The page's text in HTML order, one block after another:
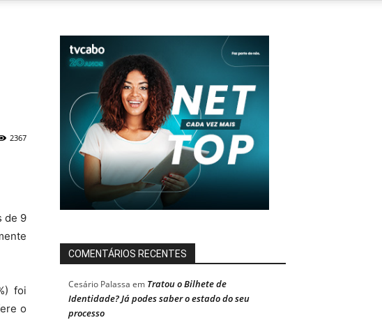
2367
de 9
foi
o
COMENTÁRIOS RECENTES
Cesário Palassa em Tratou o Bilhete de
Identidade? Já podes saber o estado do seu
processo